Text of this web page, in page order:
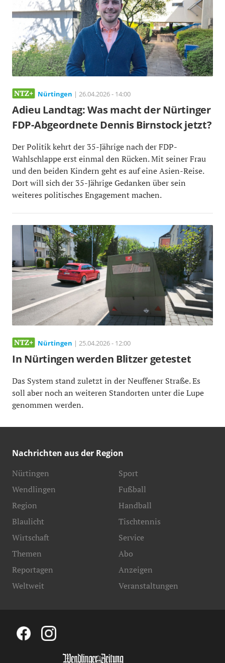
Nürtingen | 26.04.2026 - 14:00
Adieu Landtag: Was macht der Nürtinger
FDP-Abgeordnete Dennis Birnstock jetzt?
Der Politik kehrt der 35-Jährige nach der FDP-
Wahlschlappe erst einmal den Rücken. Mit seiner Frau
und den beiden Kindern geht es auf eine Asien-Reise.
Dort will sich der 35-Jährige Gedanken über sein
weiteres politisches Engagement machen.
Nürtingen | 25.04.2026 - 12:00
In Nürtingen werden Blitzer getestet
Das System stand zuletzt in der Neuffener Straße. Es
soll aber noch an weiteren Standorten unter die Lupe
genommen werden.
Nachrichten aus der Region
Nürtingen
Wendlingen
Region
Blaulicht
Sport
Fußball
Handball
Tischtennis
Wirtschaft
Themen
Reportagen
Weltweit
Service
Abo
Anzeigen
Veranstaltungen